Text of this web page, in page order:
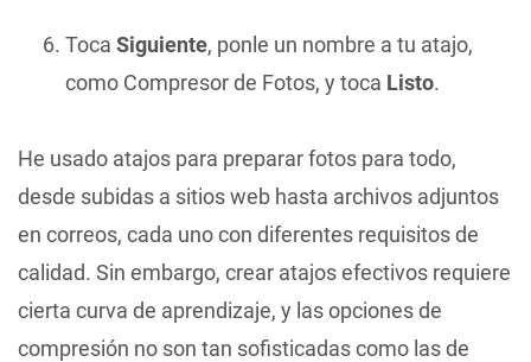
Toca Siguiente, ponle un nombre a tu atajo,
como Compresor de Fotos, y toca Listo.
He usado atajos para preparar fotos para todo,
desde subidas a sitios web hasta archivos adjuntos
en correos, cada uno con diferentes requisitos de
calidad. Sin embargo, crear atajos efectivos requiere
cierta curva de aprendizaje, y las opciones de
compresión no son tan sofisticadas como las de